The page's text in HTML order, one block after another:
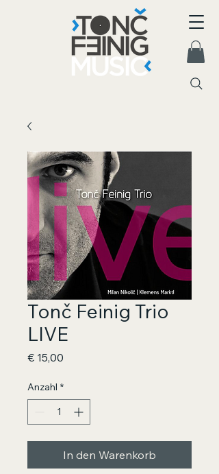
Tonč Feinig Trio
LIVE
€ 15,00
Anzahl *
In den Warenkorb